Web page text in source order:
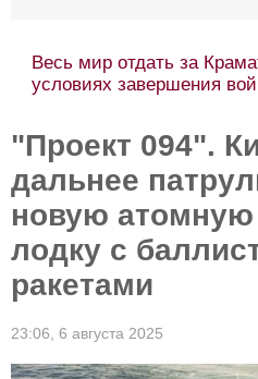
Ход боев в Харьковской
ли власть бизнесу
падающие рейтинги
"Проект 094".
дальнее
новую
лодку с
ракетами
23:06, 6 августа 2025